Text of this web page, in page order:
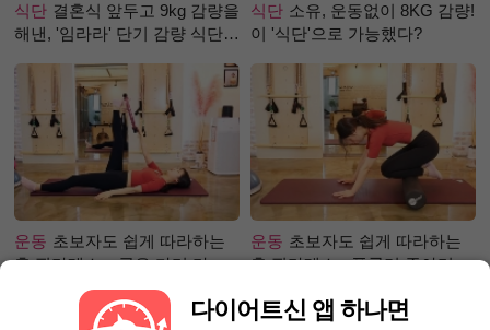
식단 결혼식 앞두고 9kg 감량을
해낸, '임라라' 단기 감량 식단
식단 소유, 운동없이 8KG 감량!
이 '식단'으로 가능했다?
운동 초보자도 쉽게 따라하는
홈 필라테스 – 곧은 다리 라인
운동 초보자도 쉽게 따라하는
홈 필라테스 - 폼롤러 종아리 알
다이어트신 앱 하나면